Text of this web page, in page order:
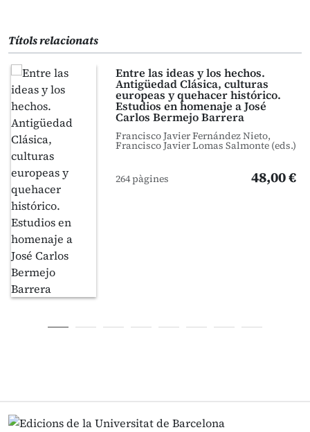
Títols relacionats
Entre las ideas y los hechos.
Antigüedad Clásica, culturas
europeas y quehacer histórico.
Estudios en homenaje a José
Carlos Bermejo Barrera
Francisco Javier Fernández Nieto,
Francisco Javier Lomas Salmonte (eds.)
264 pàgines 48,00 €